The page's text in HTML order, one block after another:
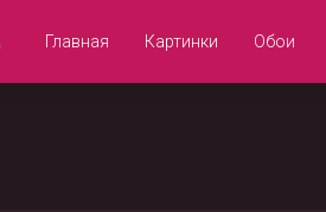
Главная Картинки Обои